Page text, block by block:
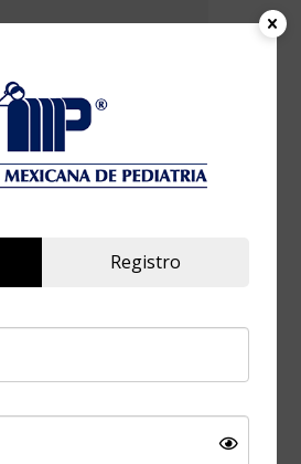
6:00 pm - 8:00 pm
pediatríaRegistro